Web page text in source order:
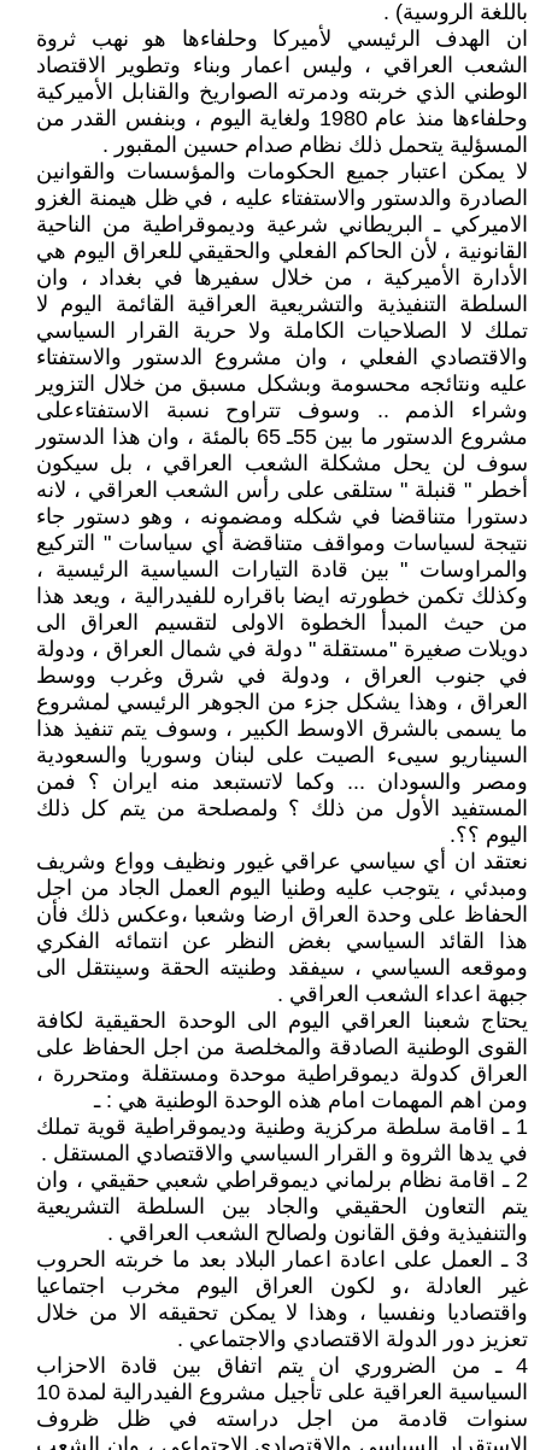
باللغة الروسية) .
ان الهدف الرئيسي لأميركا وحلفاءها هو نهب ثروة
الشعب العراقي ، وليس اعمار وبناء وتطوير الاقتصاد
الوطني الذي خربته ودمرته الصواريخ والقنابل الأميركية
وحلفاءها منذ عام 1980 ولغاية اليوم ، وبنفس القدر من
المسؤلية يتحمل ذلك نظام صدام حسين المقبور .
لا يمكن اعتبار جميع الحكومات والمؤسسات والقوانين
الصادرة والدستور والاستفتاء عليه ، في ظل هيمنة الغزو
الاميركي ـ البريطاني شرعية وديموقراطية من الناحية
القانونية ، لأن الحاكم الفعلي والحقيقي للعراق اليوم هي
الأدارة الأميركية ، من خلال سفيرها في بغداد ، وان
السلطة التنفيذية والتشريعية العراقية القائمة اليوم لا
تملك لا الصلاحيات الكاملة ولا حرية القرار السياسي
والاقتصادي الفعلي ، وان مشروع الدستور والاستفتاء
عليه ونتائجه محسومة وبشكل مسبق من خلال التزوير
وشراء الذمم .. وسوف تتراوح نسبة الاستفتاءعلى
مشروع الدستور ما بين 55ـ 65 بالمئة ، وان هذا الدستور
سوف لن يحل مشكلة الشعب العراقي ، بل سيكون
أخطر " قنبلة " ستلقى على رأس الشعب العراقي ، لانه
دستورا متناقضا في شكله ومضمونه ، وهو دستور جاء
نتيجة لسياسات ومواقف متناقضة أي سياسات " التركيع
والمراوسات " بين قادة التيارات السياسية الرئيسية ،
وكذلك تكمن خطورته ايضا باقراره للفيدرالية ، ويعد هذا
من حيث المبدأ الخطوة الاولى لتقسيم العراق الى
دويلات صغيرة "مستقلة " دولة في شمال العراق ، ودولة
في جنوب العراق ، ودولة في شرق وغرب ووسط
العراق ، وهذا يشكل جزء من الجوهر الرئيسي لمشروع
ما يسمى بالشرق الاوسط الكبير ، وسوف يتم تنفيذ هذا
السيناريو سيىء الصيت على لبنان وسوريا والسعودية
ومصر والسودان ... وكما لاتستبعد منه ايران ؟ فمن
المستفيد الأول من ذلك ؟ ولمصلحة من يتم كل ذلك
اليوم ؟؟.
نعتقد ان أي سياسي عراقي غيور ونظيف وواع وشريف
ومبدئي ، يتوجب عليه وطنيا اليوم العمل الجاد من اجل
الحفاظ على وحدة العراق ارضا وشعبا ،وعكس ذلك فأن
هذا القائد السياسي بغض النظر عن انتمائه الفكري
وموقعه السياسي ، سيفقد وطنيته الحقة وسينتقل الى
جبهة اعداء الشعب العراقي .
يحتاج شعبنا العراقي اليوم الى الوحدة الحقيقية لكافة
القوى الوطنية الصادقة والمخلصة من اجل الحفاظ على
العراق كدولة ديموقراطية موحدة ومستقلة ومتحررة ،
ومن اهم المهمات امام هذه الوحدة الوطنية هي : ـ
1 ـ اقامة سلطة مركزية وطنية وديموقراطية قوية تملك
في يدها الثروة و القرار السياسي والاقتصادي المستقل .
2 ـ اقامة نظام برلماني ديموقراطي شعبي حقيقي ، وان
يتم التعاون الحقيقي والجاد بين السلطة التشريعية
والتنفيذية وفق القانون ولصالح الشعب العراقي .
3 ـ العمل على اعادة اعمار البلاد بعد ما خربته الحروب
غير العادلة ،و لكون العراق اليوم مخرب اجتماعيا
واقتصاديا ونفسيا ، وهذا لا يمكن تحقيقه الا من خلال
تعزيز دور الدولة الاقتصادي والاجتماعي .
4 ـ من الضروري ان يتم اتفاق بين قادة الاحزاب
السياسية العراقية على تأجيل مشروع الفيدرالية لمدة 10
سنوات قادمة من اجل دراسته في ظل ظروف